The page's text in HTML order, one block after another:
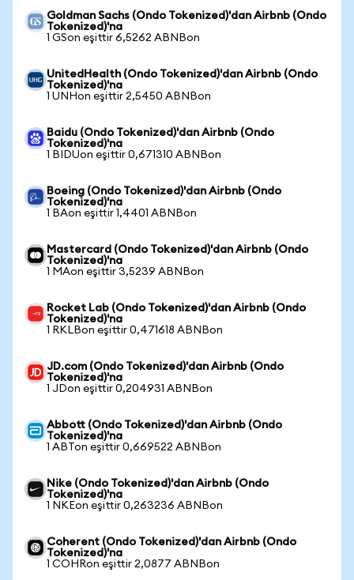
Goldman Sachs (Ondo Tokenized)'dan Airbnb (Ondo
Tokenized)'na
1 GSon eşittir 6,5262 ABNBon
UnitedHealth (Ondo Tokenized)'dan Airbnb (Ondo
Tokenized)'na
1 UNHon eşittir 2,5450 ABNBon
Baidu (Ondo Tokenized)'dan Airbnb (Ondo
Tokenized)'na
1 BIDUon eşittir 0,671310 ABNBon
Boeing (Ondo Tokenized)'dan Airbnb (Ondo
Tokenized)'na
1 BAon eşittir 1,4401 ABNBon
Mastercard (Ondo Tokenized)'dan Airbnb (Ondo
Tokenized)'na
1 MAon eşittir 3,5239 ABNBon
Rocket Lab (Ondo Tokenized)'dan Airbnb (Ondo
Tokenized)'na
1 RKLBon eşittir 0,471618 ABNBon
JD.com (Ondo Tokenized)'dan Airbnb (Ondo
Tokenized)'na
1 JDon eşittir 0,204931 ABNBon
Abbott (Ondo Tokenized)'dan Airbnb (Ondo
Tokenized)'na
1 ABTon eşittir 0,669522 ABNBon
Nike (Ondo Tokenized)'dan Airbnb (Ondo
Tokenized)'na
1 NKEon eşittir 0,263236 ABNBon
Coherent (Ondo Tokenized)'dan Airbnb (Ondo
Tokenized)'na
1 COHRon eşittir 2,0877 ABNBon